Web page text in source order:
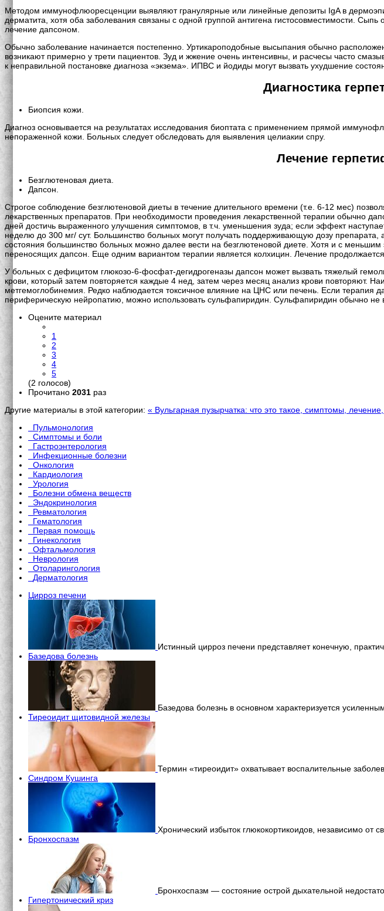
Методом иммунофлюоресценции выявляют гранулярные или линейные депозиты IgA в
дерматита, хотя оба заболевания связаны с одной группой антигена гистосовместимости.
лечение дапсоном.
Обычно заболевание начинается постепенно. Уртикароподобные высыпания обычно
возникают примерно у трети пациентов. Зуд и жжение очень интенсивны, и расчесы часто
к неправильной постановке диагноза «экзема». ИПВС и йодиды могут вызвать ухудшение
Диагностика
Биопсия кожи.
Диагноз основывается на результатах исследования биоптата с применением прямой
непораженной кожи. Больных следует обследовать для выявления целиакии спру.
Лечение
Безглютеновая диета.
Дапсон.
Строгое соблюдение безглютеновой диеты в течение длительного времени (т.е. 6-12 мес)
лекарственных препаратов. При необходимости проведения лекарственной терапии обычно
дней достичь выраженного улучшения симптомов, в т.ч. уменьшения зуда; если эффект
неделю до 300 мг/ сут. Большинство больных могут получать поддерживающую дозу
состояния большинство больных можно далее вести на безглютеновой диете. Хотя и с
переносящих дапсон. Еще одним вариантом терапии является колхицин. Лечение
У больных с дефицитом глюкозо-6-фосфат-дегидрогеназы дапсон может вызвать тяжелый
крови, который затем повторяется каждые 4 нед, затем через месяц анализ крови
метгемоглобинемия. Редко наблюдается токсичное влияние на ЦНС или печень. Если терапия
периферическую нейропатию, можно использовать сульфапиридин. Сульфапиридин обычно не
Оцените материал
1
2
3
4
5
(2 голосов)
Прочитано 2031 раз
Другие материалы в этой категории: « Вульгарная пузырчатка: что это такое, симптомы,
Пульмонология
Симптомы и боли
Гастроэнтерология
Инфекционные болезни
Онкология
Кардиология
Урология
Болезни обмена веществ
Эндокринология
Ревматология
Гематология
Первая помощь
Гинекология
Офтальмология
Неврология
Отоларингология
Дерматология
Цирроз печени
Истинный цирроз печени представляет конечную,
Базедова болезнь
Базедова болезнь в основном характеризуется
Тиреоидит щитовидной железы
Термин «тиреоидит» охватывает воспалительные
Синдром Кушинга
Хронический избыток глюкокортикоидов, независимо
Бронхоспазм
Бронхоспазм — состояние острой дыхательной
Гипертонический криз